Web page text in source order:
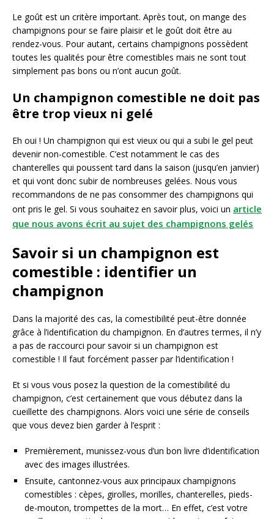
Le goût est un critère important. Après tout, on mange des
champignons pour se faire plaisir et le goût doit être au
rendez-vous. Pour autant, certains champignons possèdent
toutes les qualités pour être comestibles mais ne sont tout
simplement pas bons ou n’ont aucun goût.
Un champignon comestible ne doit pas
être trop vieux ni gelé
Eh oui ! Un champignon qui est vieux ou qui a subi le gel peut
devenir non-comestible. C’est notamment le cas des
chanterelles qui poussent tard dans la saison (jusqu’en janvier)
et qui vont donc subir de nombreuses gelées. Nous vous
recommandons de ne pas consommer des champignons qui
ont pris le gel. Si vous souhaitez en savoir plus, voici un article
que nous avons écrit au sujet des champignons gelés
Savoir si un champignon est
comestible : identifier un
champignon
Dans la majorité des cas, la comestibilité peut-être donnée
grâce à l’identification du champignon. En d’autres termes, il n’y
a pas de raccourci pour savoir si un champignon est
comestible ! Il faut forcément passer par l’identification !
Et si vous vous posez la question de la comestibilité du
champignon, c’est certainement que vous débutez dans la
cueillette des champignons. Alors voici une série de conseils
que vous devez bien garder à l’esprit :
Premièrement, munissez-vous d’un bon livre d’identification
avec des images illustrées.
Ensuite, cantonnez-vous aux principaux champignons
comestibles : cèpes, girolles, morilles, chanterelles, pieds-
de-mouton, trompettes de la mort… En effet, c’est votre